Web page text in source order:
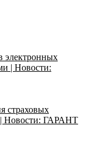
электронных
| Новости:
страховых
| Новости: ГАРАНТ